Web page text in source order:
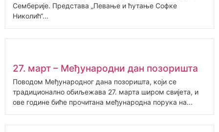
Семберије. Представа „Певање и ћутање Софке
Николић“...
27. март – Међународни дан позоришта
Поводом Међународног дана позоришта, који се
традиционално обиљежава 27. марта широм свијета, и
ове године биће прочитана међународна порука на...